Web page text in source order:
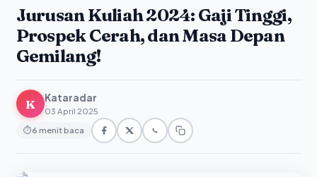
Jurusan Kuliah 2024: Gaji Tinggi,
Prospek Cerah, dan Masa Depan
Gemilang!
K Kataradar
03 April 2025
⏱6 menit baca